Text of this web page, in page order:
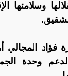
وسلامتها
فؤاد المجالي
وحدة